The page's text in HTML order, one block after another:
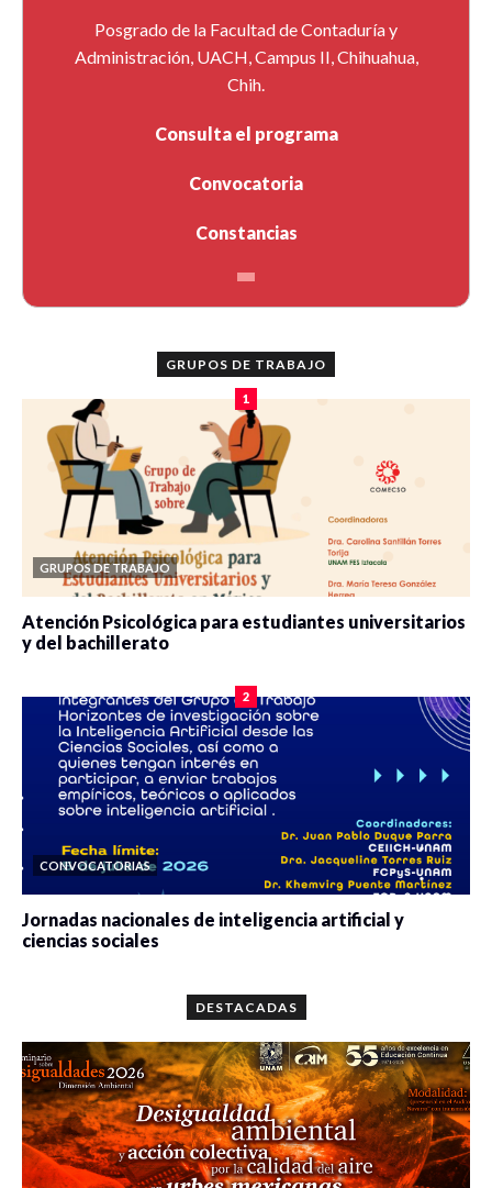
Posgrado de la Facultad de Contaduría y
Administración, UACH, Campus II, Chihuahua,
Chih.
Consulta el programa
Convocatoria
Constancias
GRUPOS DE TRABAJO
1
GRUPOS DE TRABAJO
Atención Psicológica para estudiantes universitarios
y del bachillerato
2
CONVOCATORIAS
Jornadas nacionales de inteligencia artificial y
ciencias sociales
DESTACADAS